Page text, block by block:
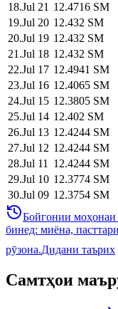
18.Jul 21 12.4716 SM
19.Jul 20 12.432 SM
20.Jul 19 12.432 SM
21 .Jul 18 12.432 SM
22.Jul 17 12.4941 SM
23.Jul 16 12.4065 SM
24.Jul 15 12.3805 SM
25.Jul 14 12.402 SM
26.Jul 13 12.4244 SM
27.Jul 12 12.4244 SM
28.Jul 11 12.4244 SM
29.Jul 10 12.3774 SM
30.Jul 09 12.3754 SM
Бойгонии моҳонаи
бинед: миёна,
рӯзона.Дидани таърих
Самтҳои